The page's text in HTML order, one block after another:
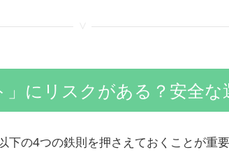
にリスクがある？安全な
の4つの鉄則を押さえておくことが重要